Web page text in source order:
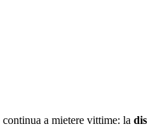
a mietere vittime: la